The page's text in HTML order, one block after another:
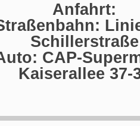
Anfahrt:
Schillerstraße
CAP-
Kaiserallee 37-